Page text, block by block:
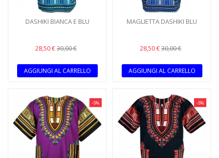
DASHIKI BIANCA E BLU
28,50 €30,00 €
AGGIUNGI AL CARRELLO
MAGLIETTA DASHIKI BLU
28,50 €30,00 €
AGGIUNGI AL CARRELLO
-5% -5%